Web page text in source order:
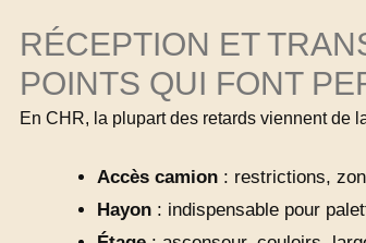
RÉCEPTION ET
POINTS QUI FONT
En CHR, la plupart des retards viennent de
Accès camion: restrictions,
Hayon: indispensable pour